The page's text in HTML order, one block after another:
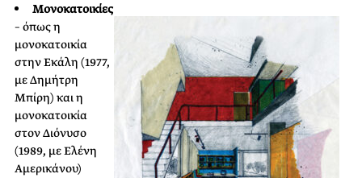
Μονοκατοικίες
– όπως η
μονοκατοικία
στην Εκάλη (1977,
με Δημήτρη
Μπίρη) και η
μονοκατοικία
στον Διόνυσο
(1989, με Ελένη
Αμερικάνου)